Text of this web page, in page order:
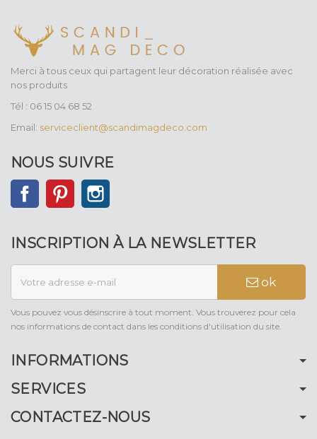
Merci à tous ceux qui partagent leur décoration réalisée avec
nos produits
Tél : 06 15 04 68 52
Email: serviceclient@scandimagdeco.com
NOUS SUIVRE
FacebookPinterest
INSCRIPTION À LA NEWSLETTER
ok
Vous pouvez vous désinscrire à tout moment. Vous trouverez pour cela
nos informations de contact dans les conditions d'utilisation du site.
INFORMATIONS
SERVICES
CONTACTEZ-NOUS